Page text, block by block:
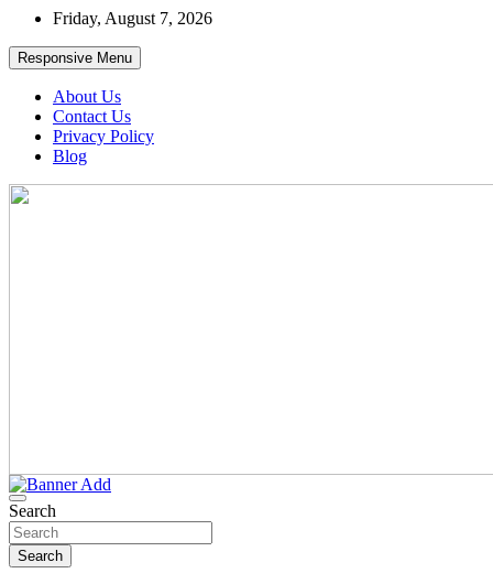
Skip
content
Friday, August 7, 2026
Responsive Menu
About Us
Contact Us
Privacy Policy
Blog
Search
Search